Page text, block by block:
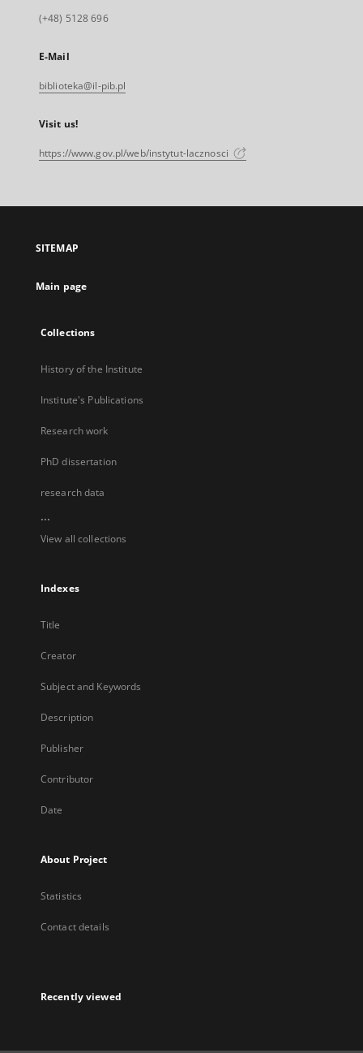
(+48) 5128 696
E-Mail
biblioteka@il-pib.pl
Visit us!
https://www.gov.pl/web/instytut-lacznosci
SITEMAP
Main page
Collections
History of the Institute
Institute's Publications
Research work
PhD dissertation
research data
...
View all collections
Indexes
Title
Creator
Subject and Keywords
Description
Publisher
Contributor
Date
About Project
Statistics
Contact details
Recently viewed